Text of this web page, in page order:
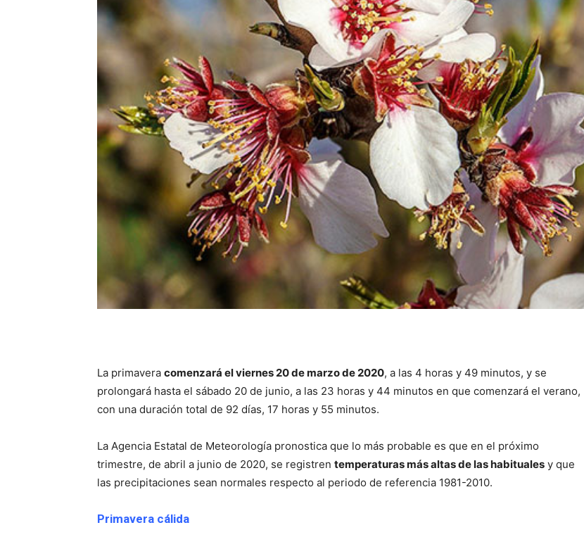
La primavera comenzará el viernes 20 de marzo de 2020, a las 4 horas y 49 minutos, y se
prolongará hasta el sábado 20 de junio, a las 23 horas y 44 minutos en que comenzará el verano,
con una duración total de 92 días, 17 horas y 55 minutos.
La Agencia Estatal de Meteorología pronostica que lo más probable es que en el próximo
trimestre, de abril a junio de 2020, se registren temperaturasmás altas de las habituales y que
las precipitaciones sean normales respecto al periodo de referencia 1981-2010.
Primavera cálida